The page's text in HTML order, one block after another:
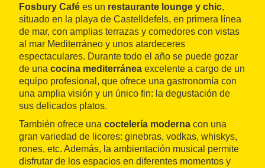
Fosbury Café es un restaurante lounge y chic,
situado en la playa de Castelldefels, en primera línea
de mar, con amplias terrazas y comedores con vistas
al mar Mediterráneo y unos atardeceres
espectaculares. Durante todo el año se puede gozar
de una cocina mediterránea excelente a cargo de un
equipo profesional, que ofrece una gastronomía con
una amplia visión y un único fin: la degustación de
sus delicados platos.
También ofrece una coctelería moderna con una
gran variedad de licores: ginebras, vodkas, whiskys,
rones, etc. Además, la ambientación musical permite
disfrutar de los espacios en diferentes momentos y